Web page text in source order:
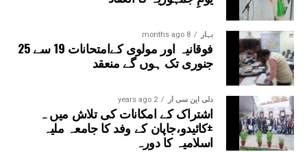
بہار 8 months ago
فوقانیہ اور مولوی کےامتحانات 19 سے 25
جنوری تک ہوں گے منعقد
دلی این سی آر 2 years ago
اشتراک کے امکانات کی تلاش میں ہ
±کائیدو،جاپان کے وفد کا جامعہ ملیہ
اسلامیہ کا دورہ